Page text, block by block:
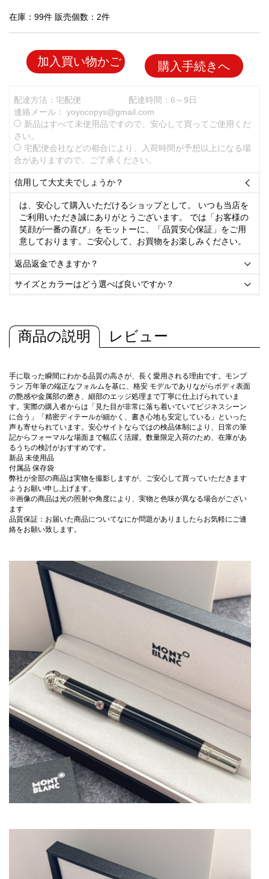
在庫：99件 販売個数：2件
加入買い物かご 購入手続きへ
配達方法：宅配便
配達時間：6～9日
連絡メール： yoyocopys@gmail.com
新品はすべて未使用品ですので、安心して買ってご使用くだ
さい。
宅配便会社などの都合により、入荷時間が予想以上になる場
合がありますので、ご了承ください。
信用して大丈夫でしょうか？ 
は、安心して購入いただけるショップとして。 いつも当店を
ご利用いただき誠にありがとうございます。 では「お客様の
笑顔が一番の喜び」をモットーに、「品質安心保証」をご用
意しております。ご安心して、お買物をお楽しみください。
返品返金できますか？ 
サイズとカラーはどう選べば良いですか？ 
商品の説明 レビュー
手に取った瞬間にわかる品質の高さが、長く愛用される理由です。モンブ
ラン 万年筆の端正なフォルムを基に、格安 モデルでありながらボディ表面
の艶感や金属部の磨き、細部のエッジ処理まで丁寧に仕上げられていま
す。実際の購入者からは「見た目が非常に落ち着いていてビジネスシーン
に合う」「精密ディテールが細かく、書き心地も安定している」といった
声も寄せられています。安心サイトならではの検品体制により、日常の筆
記からフォーマルな場面まで幅広く活躍。数量限定入荷のため、在庫があ
るうちの検討がおすすめです。
新品 未使用品
付属品 保存袋
弊社が全部の商品は実物を撮影しますが、ご安心して買っていただきます
ようお願い申し上げます。
※画像の商品は光の照射や角度により、実物と色味が異なる場合がござい
ます
品質保証：お届いた商品についてなにか問題がありましたらお気軽にご連
絡をお願い致します。